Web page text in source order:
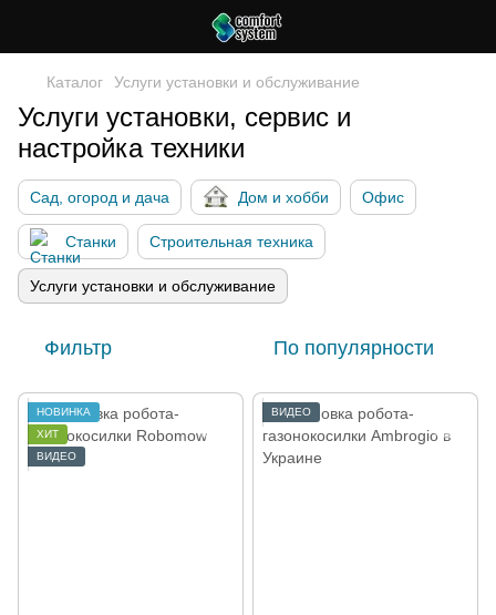
Каталог Услуги установки и обслуживание
Услуги установки, сервис и
настройка техники
Сад, огород и дача Дом и хобби Офис
Станки Строительная техника
Услуги установки и обслуживание
Фильтр По популярности
НОВИНКА
ХИТ
ВИДЕО
ВИДЕО